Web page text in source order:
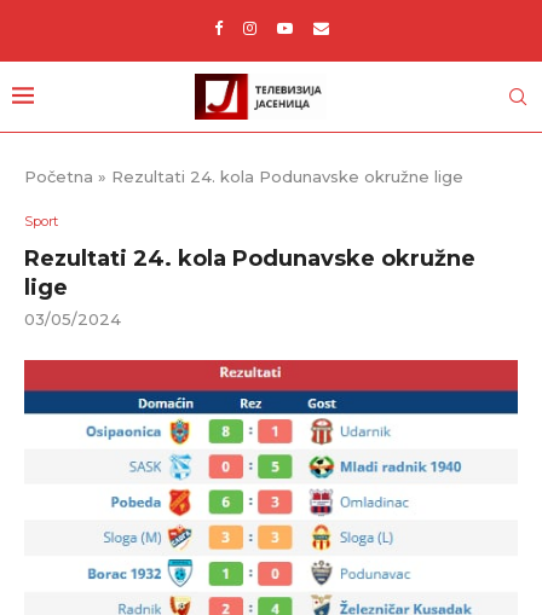
Početna » Rezultati 24. kola Podunavske okružne lige
Sport
Rezultati 24. kola Podunavske okružne
lige
03/05/2024